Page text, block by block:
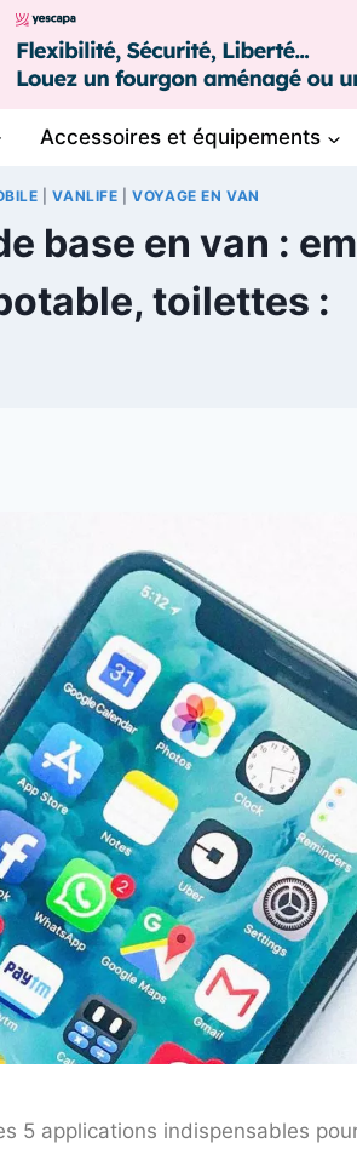
Accessoires et équipements
|VANLIFE |VOYAGE EN VAN
base en van :
toilettes :
5 applications indispensables